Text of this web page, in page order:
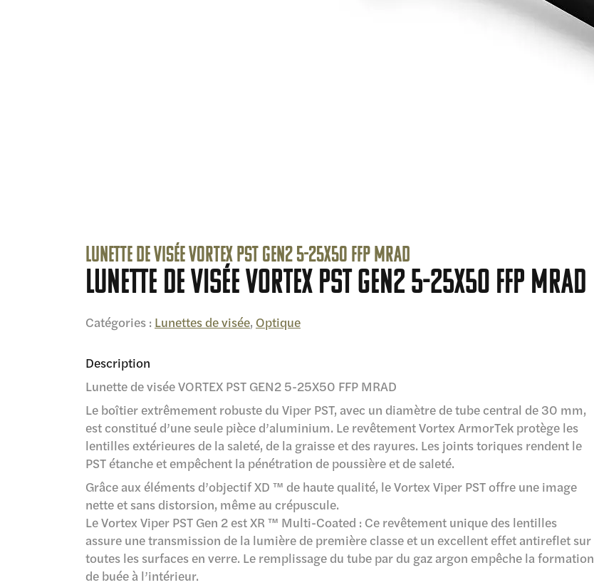
Lunette de visée VORTEX PST GEN2 5-25X50 FFP MRAD
Lunette de visée VORTEX PST GEN2 5-25X50 FFP MRAD
Catégories : Lunettes de visée, Optique
Description
Lunette de visée VORTEX PST GEN2 5-25X50 FFP MRAD
Le boîtier extrêmement robuste du Viper PST, avec un diamètre de tube central de 30 mm,
est constitué d’une seule pièce d’aluminium. Le revêtement Vortex ArmorTek protège les
lentilles extérieures de la saleté, de la graisse et des rayures. Les joints toriques rendent le
PST étanche et empêchent la pénétration de poussière et de saleté.
Grâce aux éléments d’objectif XD ™ de haute qualité, le Vortex Viper PST offre une image
nette et sans distorsion, même au crépuscule.
Le Vortex Viper PST Gen 2 est XR ™ Multi-Coated : Ce revêtement unique des lentilles
assure une transmission de la lumière de première classe et un excellent effet antireflet sur
toutes les surfaces en verre. Le remplissage du tube par du gaz argon empêche la formation
de buée à l’intérieur.